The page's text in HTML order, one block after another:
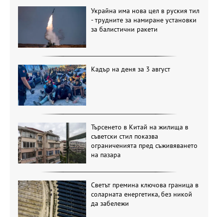
Украйна има нова цел в руския тил
- трудните за намиране установки
за балистични ракети
Кадър на деня за 3 август
Търсенето в Китай на жилища в
съветски стил показва
ограниченията пред съживяването
на пазара
Светът премина ключова граница в
соларната енергетика, без никой
да забележи